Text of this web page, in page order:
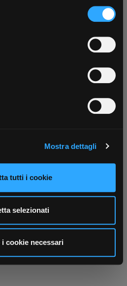
consenso in qualsiasi
sui cookie o facendo clic
sulla tua posizione
di qualche
scansionandolo
elaborati i tuoi dati personali
contenuti ed
Condividiamo inoltre
cui utilizza il nostro sito con i
di analisi dei dati web,
i quali potrebbero combinarle
Mostra dettagli
tutti i cookie
selezionati
i cookie necessari
tu sia!
Punti vendita
Negozi di materiale elettrico vicino a